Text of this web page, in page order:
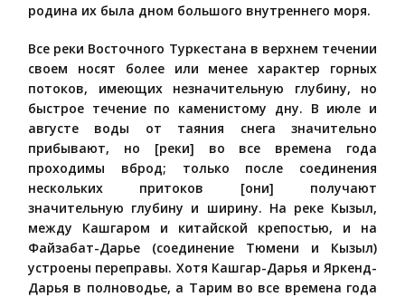
родина их была дном большого внутреннего моря.
Все реки Восточного Туркестана в верхнем течении
своем носят более или менее характер горных
потоков, имеющих незначительную глубину, но
быстрое течение по каменистому дну. В июле и
августе воды от таяния снега значительно
прибывают, но [реки] во все времена года
проходимы вброд; только после соединения
нескольких притоков [они] получают
значительную глубину и ширину. На реке Кызыл,
между Кашгаром и китайской крепостью, и на
Файзабат-Дарье (соединение Тюмени и Кызыл)
устроены переправы. Хотя Кашгар-Дарья и Яркенд-
Дарья в полноводье, а Тарим во все времена года